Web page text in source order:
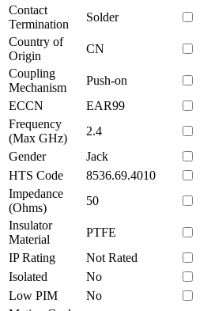
Contact
Termination
Solder
Country of
Origin
CN
Coupling
Mechanism
Push-on
ECCN
EAR99
Frequency
(Max GHz)
2.4
Gender
Jack
HTS Code
8536.69.4010
Impedance
(Ohms)
50
Insulator
Material
PTFE
IP Rating
Not Rated
Isolated
No
Low PIM
No